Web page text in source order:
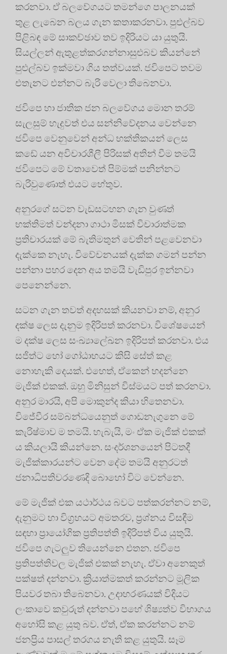
කරනවා. ඒ බලවේගයට තමන්ගෙ පාලනයක්
තුළ ලැබෙන බලය ගැන කතාකරනවා. පුළුල්බව
පිළිබඳ මේ සාකච්ඡාව තව ඉදිරියට යා යුතුයි.
සියල්ලන් ඇතුළත්කරගන්නාසුළුබව කියන්නේ
පුළුල්බව ඉක්මවා ගිය තත්වයක්. ජවිපෙට තවම
එතැනට එන්නට බැරි වෙලා තිබෙනවා.
ජවිපෙ හා ජාතික ජන බලවේගය මොන තරම්
සැලසුම් හැදුවත් එය සන්නිවේදනය වෙන්නෙ
ජවිපෙ වෙනුවෙන් අන්ධ භක්තිකයන් ලෙස
කඩේ යන අවිචාරශීලී පිරිසක් අතින් වීම තමයි
ජවිපෙට මේ වතාවෙත් පිම්මක් පනින්නට
බැරිවුණොත් එයට හේතුව.
අනුරගේ සටන වැඩසටහන ගැන වුණත්
භක්තිමත් වන්දනා ගාථා මිසක් විචාරාත්මක
ප්‍රතිචාරයක් මේ බැතිමතුන් වෙතින් පළවෙනවා
දැක්කෙ නැහැ. විවේචනයක් දැක්ක ගමන් පන්න
පන්නා පහර දෙන අය තමයි වැඩිපුර ඉන්නවා
පෙනෙන්නෙ.
සටන ගැන තවත් අදහසක් කියනවා නම්, අනුර
දක්ෂ ලෙස දැනුම ඉදිරිපත් කරනවා. විශේෂයෙන්
ම දක්ෂ ලෙස සංඛ්‍යාලේඛන ඉදිරිපත් කරනවා. එය
සජිත්ට හෝ ගෝඨාභයට කිසි සේත් කළ
නොහැකි දෙයක්. එහෙත්, ඒකෙන් හදන්නෙ
මැජික් එකක්. ඔහු මිනිසුන් විස්මයට පත් කරනවා.
අනුර මාරයි, අපි මොකුන්ද කියා හිතෙනවා.
විජේවීර සම්බන්ධයෙනුත් ගොඩනැගුනෙ මේ
කැරිෂ්මාව ම තමයි. හැබැයි, මං ඒක මැජික් එකක්
ය කියලායි කියන්නෙ. සංදර්ශනයෙන් පිටතදී
මැජික්කාරයන්ට වෙන දේම තමයි අනුරටත්
ජනාධිපතිවරණෙදි බොහෝ විට වෙන්නෙ.
මේ මැජික් එක යථාර්ථය බවට පත්කරන්නට නම්,
දැනුමට හා විග්‍රහයට අමතරව, ප්‍රශ්නය විසඳීම
සඳහා ප්‍රායෝගික ප්‍රතිපත්ති ඉදිරිපත් විය යුතුයි.
ජවිපෙ ගැටලුව තියෙන්නෙ එතන. ජවිපෙ
ප්‍රතිපත්තිවල මැජික් එකක් නැහැ. ඒවා අනෙකුත්
පක්ෂත් දන්නවා. ක්‍රියාත්මකත් කරන්නට මූලික
පියවර තබා තිබෙනවා. උදාහරණයක් විදියට
ලංකාවෙ කවුරුත් දන්නවා පහේ ශිෂ්‍යත්ව විභාගය
අහෝසි කළ යුතු බව. ඒත්, ඒක කරන්නට නම්
ජනප්‍රිය පාසල් තරගය නැති කළ යුතුයි. සෑම